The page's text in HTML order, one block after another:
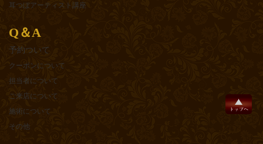
耳つぼアーティスト講座
Q＆A
予約ついて
クーポンについて
担当者について
ご来店について
施術について
その他